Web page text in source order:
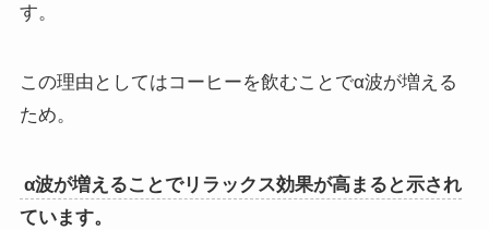
す。
この理由としてはコーヒーを飲むことでα波が増える
ため。
α波が増えることでリラックス効果が高まると示され
ています。